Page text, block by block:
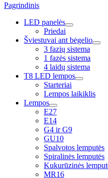
Pagrindinis
LED panelės
Priedai
Šviestuvai ant bėgelio
3 fazių sistema
1 fazės sistema
4 laidų sistema
T8 LED lempos
Starteriai
Lempos laikiklis
Lempos
E27
E14
G4 ir G9
GU10
Spalvotos lemputės
Spiralinės lemputės
Kukurūzinės
MR16